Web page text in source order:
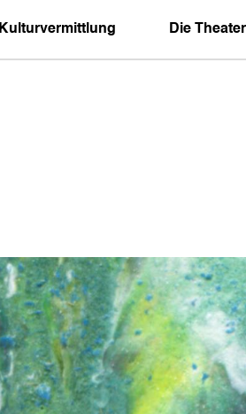
Kulturvermittlung Die Theater